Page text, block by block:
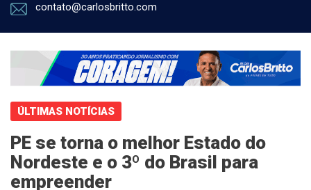
contato@carlosbritto.com
ÚLTIMAS NOTÍCIAS
PE se torna o melhor Estado do
Nordeste e o 3º do Brasil para
empreender